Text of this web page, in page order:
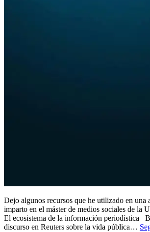
Dejo algunos recursos que he utilizado en una
imparto en el máster de medios sociales de la
El ecosistema de la información periodística
discurso en Reuters sobre la vida pública…